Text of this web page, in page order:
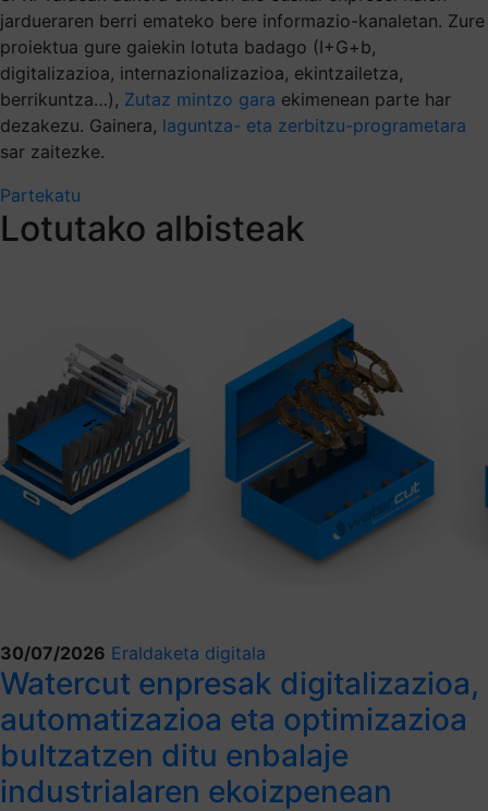
jardueraren berri emateko bere informazio-kanaletan. Zure
proiektua gure gaiekin lotuta badago (I+G+b,
digitalizazioa, internazionalizazioa, ekintzailetza,
berrikuntza…), Zutaz mintzo gara ekimenean parte har
dezakezu. Gainera, laguntza- eta zerbitzu-programetara
sar zaitezke.
Partekatu
Lotutako albisteak
30/07/2026 Eraldaketa digitala
Watercut enpresak digitalizazioa,
automatizazioa eta optimizazioa
bultzatzen ditu enbalaje
industrialaren ekoizpenean